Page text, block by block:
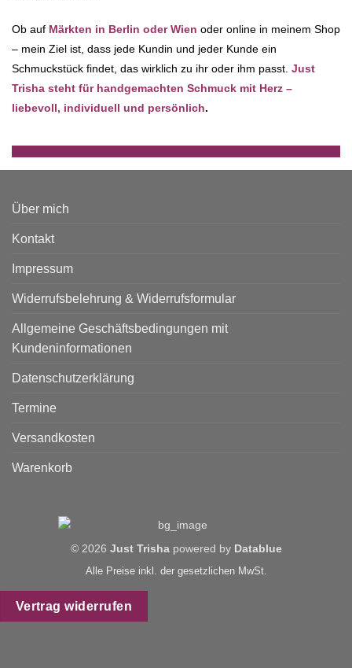
Ob auf Märkten in Berlin oder Wien oder online in meinem Shop
– mein Ziel ist, dass jede Kundin und jeder Kunde ein
Schmuckstück findet, das wirklich zu ihr oder ihm passt. Just
Trisha steht für handgemachten Schmuck mit Herz –
liebevoll, individuell und persönlich.
Über mich
Kontakt
Impressum
Widerrufsbelehrung & Widerrufsformular
Allgemeine Geschäftsbedingungen mit
Kundeninformationen
Datenschutzerklärung
Termine
Versandkosten
Warenkorb
© 2026 Just Trishapowered by Datablue
Alle Preise inkl. der gesetzlichen MwSt.
Vertrag widerrufen